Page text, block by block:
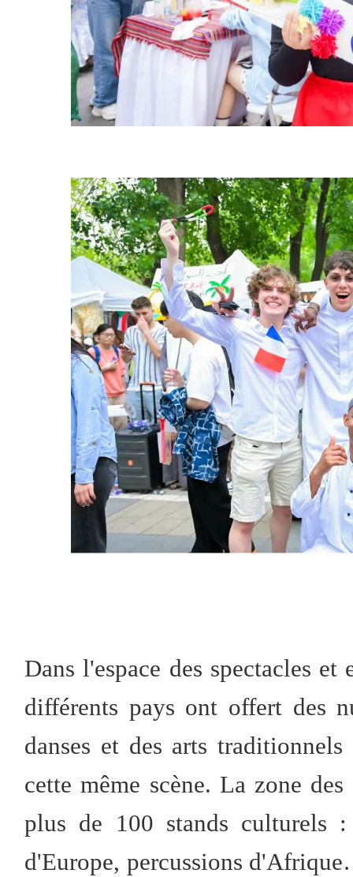
Dans l'espace des spectacles
différents pays ont offert des
danses et des arts
cette même scène. La zone
plus de 100 stands culturels
d'Europe, percussions